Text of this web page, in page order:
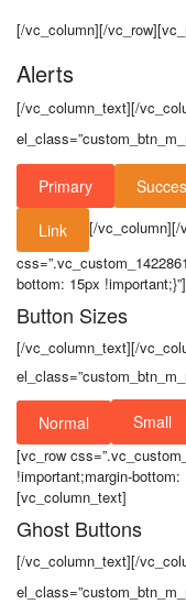
[/vc_column][/
Alerts
[/vc_column_text][/
Primary
Link
[/vc_column][/
bottom: 15px
Button Sizes
[/vc_column_text][/
Normal
Small
[vc_row
!important;margin-
[vc_column_text]
Ghost Buttons
[/vc_column_text][/